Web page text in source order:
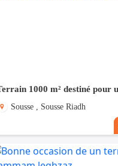
Sousse , Sousse Riadh